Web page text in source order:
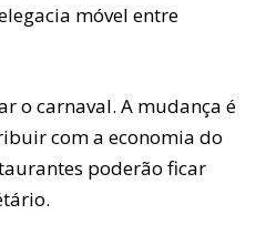
móvel entre
o carnaval. A mudança é
com a economia do
poderão ficar